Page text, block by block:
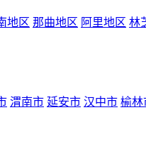
地区 那曲地区 阿里地区 林
渭南市 延安市 汉中市 榆林